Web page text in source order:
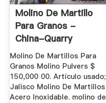
Molino De Martillo
Para Granos -
China-Quarry
Molino De Martillos Para
Granos Molino Pulvers $
150,000 00. Artículo usado;
Jalisco Molino De Martillos
Acero Inoxidable. molino de